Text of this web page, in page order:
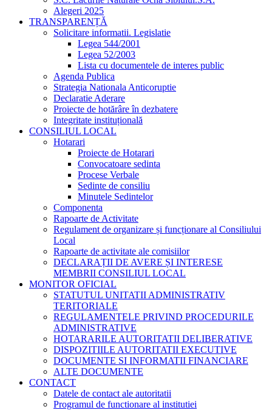
Alegeri 2025
TRANSPARENȚĂ
Solicitare informatii. Legislatie
Legea 544/2001
Legea 52/2003
Lista cu documentele de interes public
Agenda Publica
Strategia Nationala Anticoruptie
Declaratie Aderare
Proiecte de hotărâre în dezbatere
Integritate instituțională
CONSILIUL LOCAL
Hotarari
Proiecte de Hotarari
Convocatoare sedinta
Procese Verbale
Sedinte de consiliu
Minutele Sedintelor
Componenta
Rapoarte de Activitate
Regulament de organizare și funcționare al Consiliului
Local
Rapoarte de activitate ale comisiilor
DECLARAȚII DE AVERE ȘI INTERESE
MEMBRII CONSILIUL LOCAL
MONITOR OFICIAL
STATUTUL UNITATII ADMINISTRATIV
TERITORIALE
REGULAMENTELE PRIVIND PROCEDURILE
ADMINISTRATIVE
HOTARARILE AUTORITATII DELIBERATIVE
DISPOZITIILE AUTORITATII EXECUTIVE
DOCUMENTE SI INFORMATII FINANCIARE
ALTE DOCUMENTE
CONTACT
Datele de contact ale autoritatii
Programul de functionare al institutiei